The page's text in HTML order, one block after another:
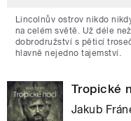
Lincolnův ostrov nikdo
na celém světě. Už déle
dobrodružství s pěticí
hlavně nejedno tajemství.
Tropické
Jakub